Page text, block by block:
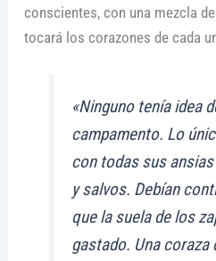
conscientes, con una mezcla
tocará los corazones de cada
«Ninguno tenía idea
campamento. Lo
con todas sus
y salvos. Debían
que la suela de los
gastado. Una coraza